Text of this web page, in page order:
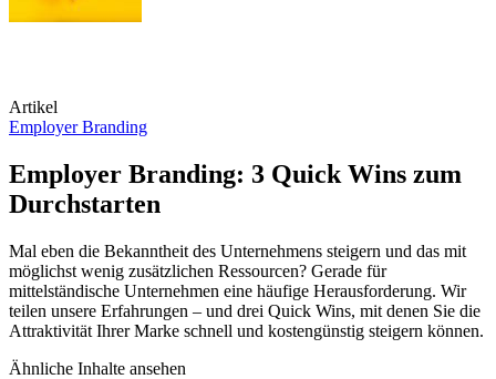
Artikel
Employer Branding
Employer Branding: 3 Quick Wins zum
Durchstarten
Mal eben die Bekanntheit des Unternehmens steigern und das mit
möglichst wenig zusätzlichen Ressourcen? Gerade für
mittelständische Unternehmen eine häufige Herausforderung. Wir
teilen unsere Erfahrungen – und drei Quick Wins, mit denen Sie die
Attraktivität Ihrer Marke schnell und kostengünstig steigern können.
Ähnliche Inhalte ansehen